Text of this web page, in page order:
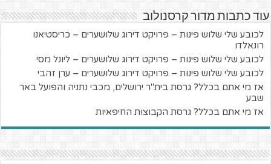
עוד כתבות מדור קרסנולוב
לכובע שלי שלוש פינות – פרויקט דירוג שלושערים – כריסטיאנו
רונאלדו
לכובע שלי שלוש פינות – פרויקט דירוג שלושערים – ליונל מסי
לכובע שלי שלוש פינות – פרויקט דירוג שלושערים – ערן זהבי
אז מי אתם בכלל? גרסת בית"ר ירושלים, מכבי נתניה והפועל באר
שבע
אז מי אתם בכלל? גרסת הקבוצות החיפאיות